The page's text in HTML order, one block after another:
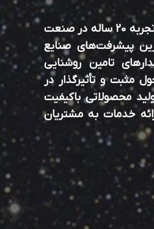
تیم پولاکس با پشتوانه تجربه 20 ساله در صنعت
پیشرفت‌های صنایع
تامین روشنایی
مثبت و تأثیرگذار در
محصولاتی باکیفیت
خدمات به مشتریان